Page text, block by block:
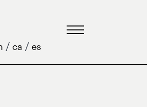
/ ca / es